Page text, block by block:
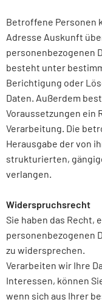
Betroffene Personen
Adresse Auskunft
personenbezogenen
besteht unter
Berichtigung oder
Daten. Außerdem
Voraussetzungen ein
Verarbeitung. Die
Herausgabe der von
strukturierten,
verlangen.
Widerspruchsrecht
Sie haben das Recht,
personenbezogenen
zu widersprechen.
Verarbeiten wir Ihre
Interessen, können
wenn sich aus Ihrer